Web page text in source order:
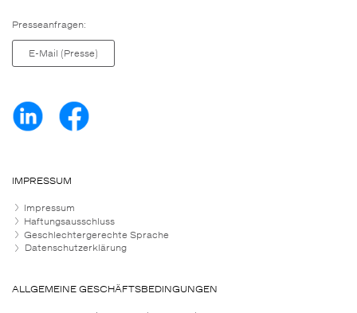
Presseanfragen:
E-Mail (Presse)
IMPRESSUM
Impressum
Haftungsausschluss
Geschlechtergerechte Sprache
Datenschutzerklärung
ALLGEMEINE GESCHÄFTSBEDINGUNGEN